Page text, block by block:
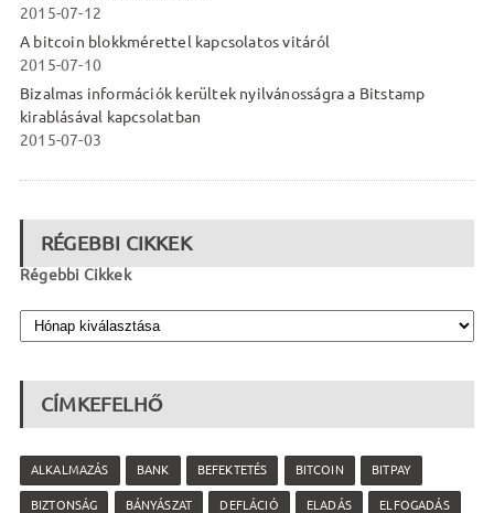
2015-07-12
A bitcoin blokkmérettel kapcsolatos vitáról
2015-07-10
Bizalmas információk kerültek nyilvánosságra a Bitstamp
kirablásával kapcsolatban
2015-07-03
RÉGEBBI CIKKEK
Régebbi Cikkek
CÍMKEFELHŐ
ALKALMAZÁS BANK BEFEKTETÉS BITCOIN BITPAY
BIZTONSÁG BÁNYÁSZAT DEFLÁCIÓ ELADÁS ELFOGADÁS